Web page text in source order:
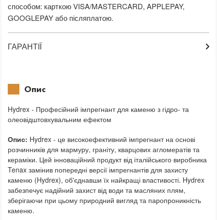
способом: карткою VISA/MASTERCARD, APPLEPAY,
GOOGLEPAY або післяплатою.
ГАРАНТІЇ
Опис
Hydrex - Професійний імпрегнант для каменю з гідро- та
олеовідштовхувальним ефектом
Опис: Hydrex - це високоефективний імпрегнант на основі
розчинників для мармуру, граніту, кварцових агломератів та
кераміки. Цей інноваційний продукт від італійського виробника
Tenax замінив попередні версії імпрегнантів для захисту
каменю (Hydrex), об'єднавши їх найкращі властивості. Hydrex
забезпечує надійний захист від води та масляних плям,
зберігаючи при цьому природний вигляд та паропроникність
каменю.